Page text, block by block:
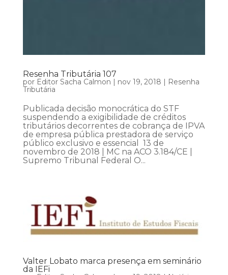
Resenha Tributária 107
por Editor Sacha Calmon | nov 19, 2018 | Resenha
Tributária
Publicada decisão monocrática do STF
suspendendo a exigibilidade de créditos
tributários decorrentes de cobrança de IPVA
de empresa pública prestadora de serviço
público exclusivo e essencial 13 de
novembro de 2018 | MC na ACO 3.184/CE |
Supremo Tribunal Federal O...
Valter Lobato marca presença em seminário
da IEFi